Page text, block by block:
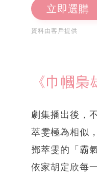
立即選購
資料由客戶提供
《巾幗
劇集播出後，
萃雯極為相似
鄧萃雯的「霸
依家胡定欣每